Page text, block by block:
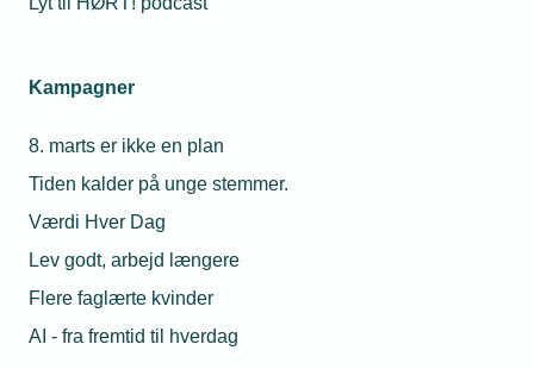
Kampagner
8. marts er ikke en plan
Tiden kalder på unge stemmer.
Værdi Hver Dag
Lev godt, arbejd længere
Flere faglærte kvinder
AI - fra fremtid til hverdag
Netværk & aktiviteter
Nyheder
Politik & analyse